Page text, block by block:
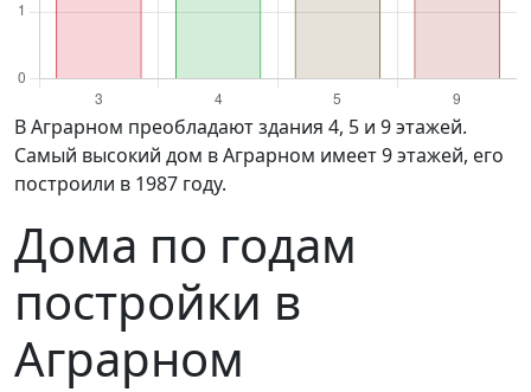
в Аграрном преобладают здания 4, 5 и 9 этажей.
Самый высокий дом в Аграрном имеет 9 этажей, его
построили в 1987 году.
Дома по годам
постройки в
Аграрном